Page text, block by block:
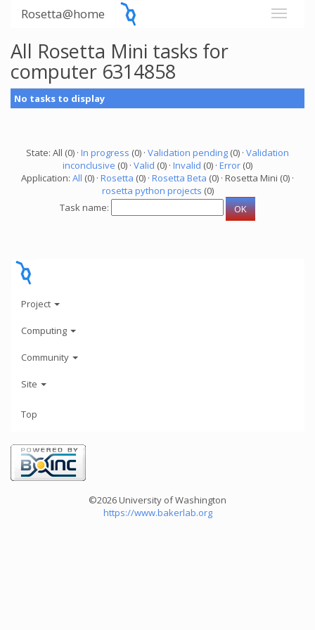
Rosetta@home
All Rosetta Mini tasks for
computer 6314858
No tasks to display
State: All (0) · In progress (0) · Validation pending (0) · Validation
inconclusive (0) · Valid (0) · Invalid (0) · Error (0)
Application: All (0) · Rosetta (0) · Rosetta Beta (0) · Rosetta Mini (0) ·
rosetta python projects (0)
Task name:
Project
Computing
Community
Site
Top
©2026 University of Washington
https://www.bakerlab.org